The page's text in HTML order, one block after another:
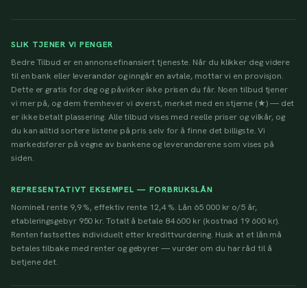
SLIK TJENER VI PENGER
Bedre Tilbud er en annonsefinansiert tjeneste. Når du klikker deg videre
til en bank eller leverandør og inngår en avtale, mottar vi en provisjon.
Dette er gratis for deg og påvirker ikke prisen du får. Noen tilbud tjener
vi mer på, og dem fremhever vi øverst, merket med en stjerne (★) — det
er ikke betalt plassering. Alle tilbud vises med reelle priser og vilkår, og
du kan alltid sortere listene på pris selv for å finne det billigste. Vi
markedsfører på vegne av bankene og leverandørene som vises på
siden.
REPRESENTATIVT EKSEMPEL — FORBRUKSLÅN
Nominell rente 9,9 %, effektiv rente 12,4 %. Lån 65 000 kr o/5 år,
etableringsgebyr 950 kr. Totalt å betale 84 600 kr (kostnad 19 600 kr).
Renten fastsettes individuelt etter kredittvurdering. Husk at et lån må
betales tilbake med renter og gebyrer — vurder om du har råd til å
betjene det.